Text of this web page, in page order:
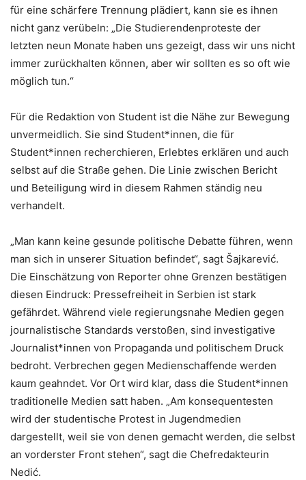
für eine schärfere Trennung plädiert, kann sie es ihnen
nicht ganz verübeln: „Die Studierendenproteste der
letzten neun Monate haben uns gezeigt, dass wir uns nicht
immer zurückhalten können, aber wir sollten es so oft wie
möglich tun.“
Für die Redaktion von Student ist die Nähe zur Bewegung
unvermeidlich. Sie sind Student*innen, die für
Student*innen recherchieren, Erlebtes erklären und auch
selbst auf die Straße gehen. Die Linie zwischen Bericht
und Beteiligung wird in diesem Rahmen ständig neu
verhandelt.
„Man kann keine gesunde politische Debatte führen, wenn
man sich in unserer Situation befindet“, sagt Šajkarević.
Die Einschätzung von Reporter ohne Grenzen bestätigen
diesen Eindruck: Pressefreiheit in Serbien ist stark
gefährdet. Während viele regierungsnahe Medien gegen
journalistische Standards verstoßen, sind investigative
Journalist*innen von Propaganda und politischem Druck
bedroht. Verbrechen gegen Medienschaffende werden
kaum geahndet. Vor Ort wird klar, dass die Student*innen
traditionelle Medien satt haben. „Am konsequentesten
wird der studentische Protest in Jugendmedien
dargestellt, weil sie von denen gemacht werden, die selbst
an vorderster Front stehen“, sagt die Chefredakteurin
Nedić.